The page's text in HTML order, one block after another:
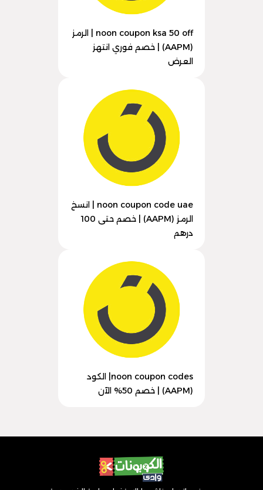
noon coupon ksa 50 off | الرمز
(AAPM) | خصم فوري انتهز
العرض
noon coupon code uae | انسخ
الرمز (AAPM) | خصم حتى 100
درهم
noon coupon codes| الكود
(AAPM) | خصم 50% الآن